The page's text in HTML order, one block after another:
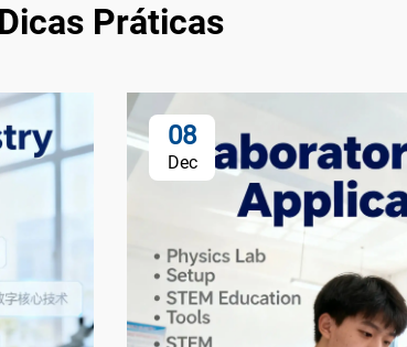
Dicas Práticas
08
Dec